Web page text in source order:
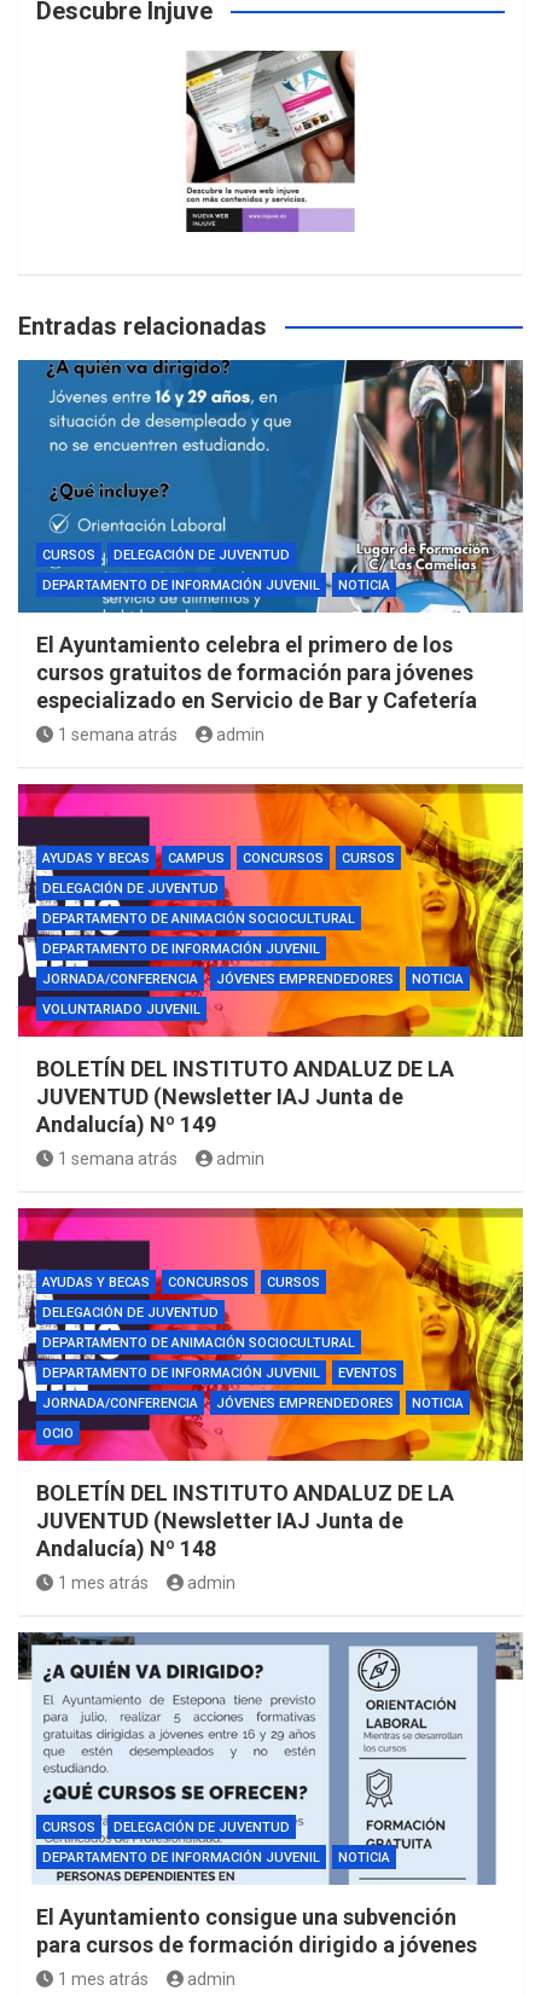
Descubre Injuve
Entradas relacionadas
CURSOS
DELEGACIÓN DE JUVENTUD
DEPARTAMENTO DE INFORMACIÓN JUVENIL
NOTICIA
El Ayuntamiento celebra el primero de los
cursos gratuitos de formación para jóvenes
especializado en Servicio de Bar y Cafetería
1 semana atrás admin
AYUDAS Y BECAS CAMPUS CONCURSOS
CURSOS
DELEGACIÓN DE JUVENTUD
DEPARTAMENTO DE ANIMACIÓN SOCIOCULTURAL
DEPARTAMENTO DE INFORMACIÓN JUVENIL
JORNADA/CONFERENCIA
JÓVENES EMPRENDEDORES
NOTICIA
VOLUNTARIADO JUVENIL
BOLETÍN DEL INSTITUTO ANDALUZ DE LA
JUVENTUD (Newsletter IAJ Junta de
Andalucía) Nº 149
1 semana atrás admin
AYUDAS Y BECAS CONCURSOS
CURSOS
DELEGACIÓN DE JUVENTUD
DEPARTAMENTO DE ANIMACIÓN SOCIOCULTURAL
DEPARTAMENTO DE INFORMACIÓN JUVENIL
EVENTOS
JORNADA/CONFERENCIA
JÓVENES EMPRENDEDORES
NOTICIA
OCIO
BOLETÍN DEL INSTITUTO ANDALUZ DE LA
JUVENTUD (Newsletter IAJ Junta de
Andalucía) Nº 148
1 mes atrás admin
CURSOS
DELEGACIÓN DE JUVENTUD
DEPARTAMENTO DE INFORMACIÓN JUVENIL
NOTICIA
El Ayuntamiento consigue una subvención
para cursos de formación dirigido a jóvenes
1 mes atrás admin